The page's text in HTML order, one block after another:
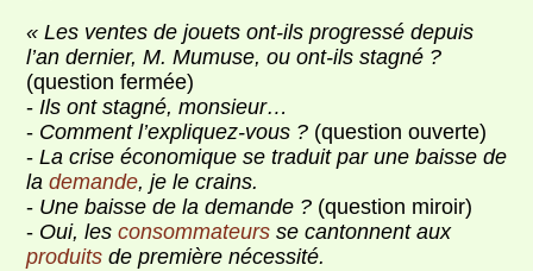
« Les ventes de jouets ont-ils progressé depuis
l’an dernier, M. Mumuse, ou ont-ils stagné ?
(question fermée)
- Ils ont stagné, monsieur…
- Comment l’expliquez-vous ? (question ouverte)
-La crise économique se traduit par une baisse de
lademande, je le crains.
- Une baisse de la demande ? (question miroir)
- Oui, lesconsommateurs se cantonnent aux
produits de première nécessité.